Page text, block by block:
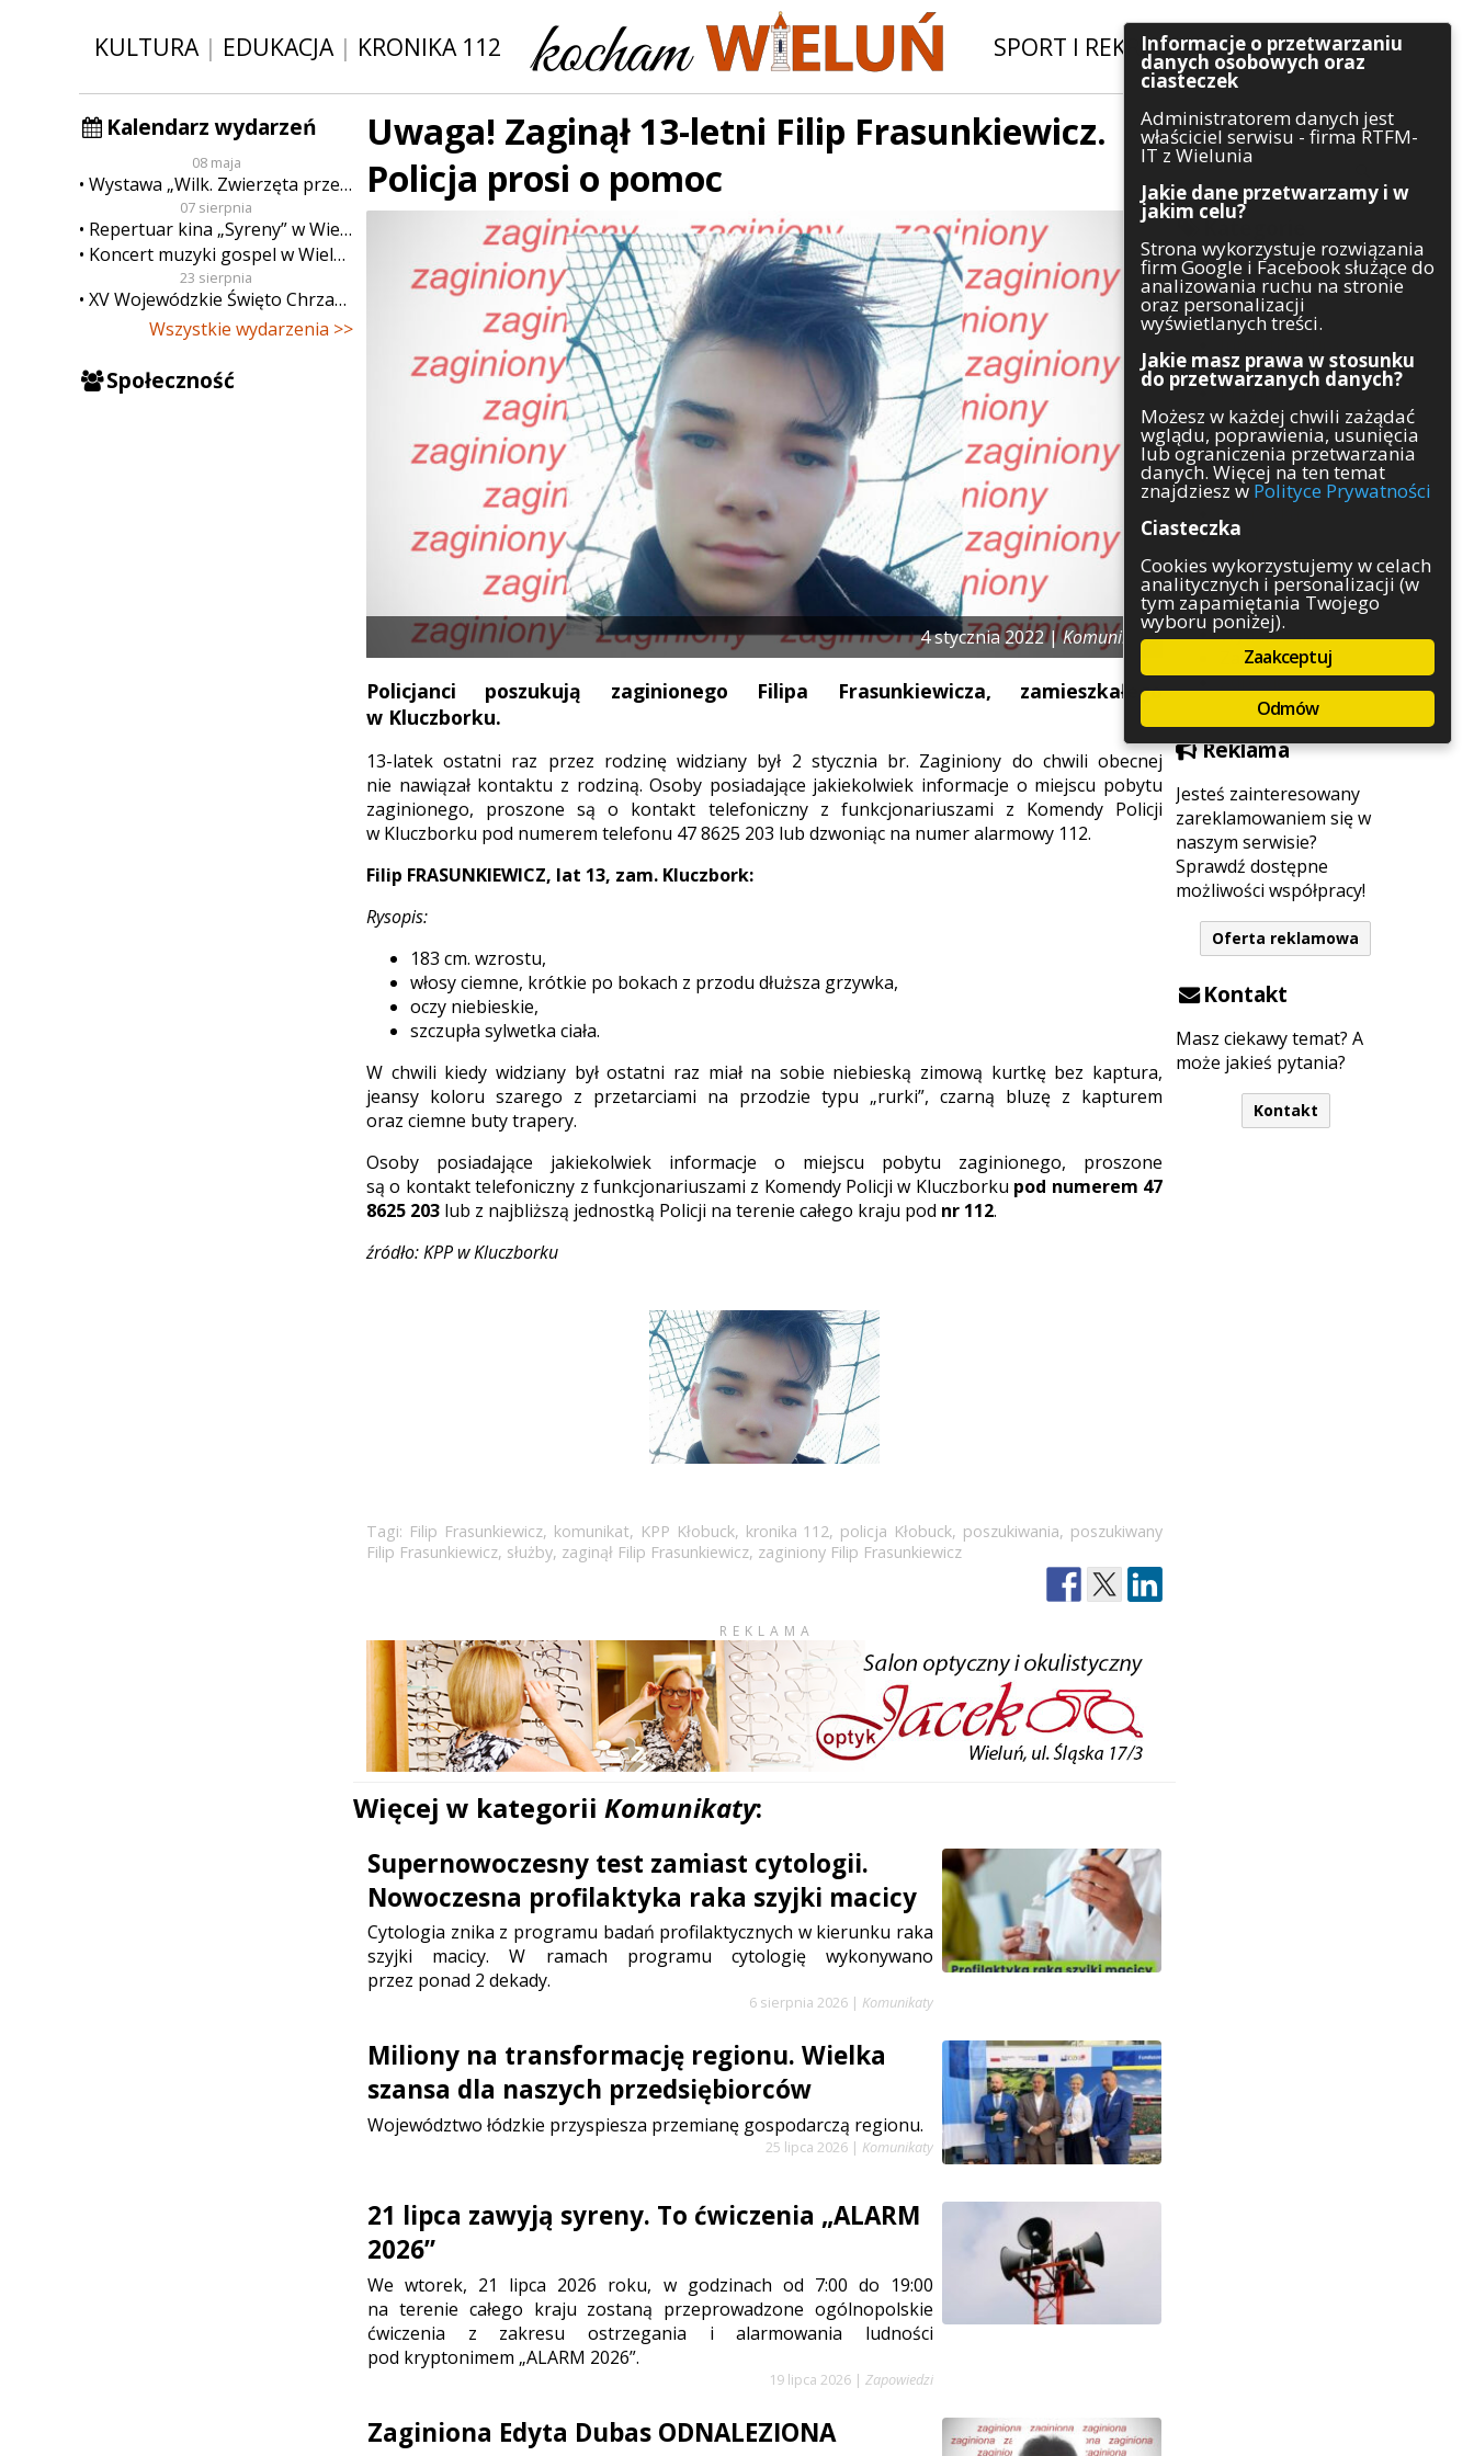
KULTURA| EDUKACJA| KRONIKA 112 SPORT I REKREACJA|INWESTYCJE
Kalendarz wydarzeń
08 maja
Wystawa „Wilk. Zwierzęta przeklęte”
07 sierpnia
Repertuar kina „Syreny” w Wieluniu w dn. od 7 do 13 sierpnia
Koncert muzyki gospel w Wieluniu
23 sierpnia
XV Wojewódzkie Święto Chrzanu
Wszystkie wydarzenia >>
Społeczność
Szukaj
Kategorie
Architektura
Gospodarka
Handel
Komunikaty
Kultura
Polityka
Pozostałe
Psychologia
Rolnictwo
Służby
Sport
Środowisko
Szkolnictwo
Wydarzenia
Zapowiedzi
Zdrowie
Reklama
Jesteś zainteresowany
zareklamowaniem się w
naszym serwisie?
Sprawdź dostępne
możliwości współpracy!
Oferta reklamowa
Kontakt
Masz ciekawy temat? A
może jakieś pytania?
Kontakt
Uwaga! Zaginął 13-letni Filip Frasunkiewicz.
Policja prosi o pomoc
4 stycznia 2022 |Komunikaty
Policjanci poszukują zaginionego Filipa Frasunkiewicza, zamieszkałego
w Kluczborku.
13-latek ostatni raz przez rodzinę widziany był 2 stycznia br. Zaginiony do chwili obecnej
nie nawiązał kontaktu z rodziną. Osoby posiadające jakiekolwiek informacje o miejscu pobytu
zaginionego, proszone są o kontakt telefoniczny z funkcjonariuszami z Komendy Policji
w Kluczborku pod numerem telefonu 47 8625 203 lub dzwoniąc na numer alarmowy 112.
Filip FRASUNKIEWICZ, lat 13, zam. Kluczbork:
Rysopis:
183 cm. wzrostu,
włosy ciemne, krótkie po bokach z przodu dłuższa grzywka,
oczy niebieskie,
szczupła sylwetka ciała.
W chwili kiedy widziany był ostatni raz miał na sobie niebieską zimową kurtkę bez kaptura,
jeansy koloru szarego z przetarciami na przodzie typu „rurki”, czarną bluzę z kapturem
oraz ciemne buty trapery.
Osoby posiadające jakiekolwiek informacje o miejscu pobytu zaginionego, proszone
są o kontakt telefoniczny z funkcjonariuszami z Komendy Policji w Kluczborku pod numerem 47
8625 203 lub z najbliższą jednostką Policji na terenie całego kraju pod nr 112.
źródło: KPP w Kluczborku
Tagi: Filip Frasunkiewicz, komunikat, KPP Kłobuck, kronika 112, policja Kłobuck, poszukiwania, poszukiwany
Filip Frasunkiewicz, służby, zaginął Filip Frasunkiewicz, zaginiony Filip Frasunkiewicz
REKLAMA
Więcej w kategorii Komunikaty:
Supernowoczesny test zamiast cytologii.
Nowoczesna profilaktyka raka szyjki macicy
Cytologia znika z programu badań profilaktycznych w kierunku raka
szyjki macicy. W ramach programu cytologię wykonywano
przez ponad 2 dekady.
6 sierpnia 2026 | Komunikaty
Miliony na transformację regionu. Wielka
szansa dla naszych przedsiębiorców
Województwo łódzkie przyspiesza przemianę gospodarczą regionu.
25 lipca 2026 | Komunikaty
21 lipca zawyją syreny. To ćwiczenia „ALARM
2026”
We wtorek, 21 lipca 2026 roku, w godzinach od 7:00 do 19:00
na terenie całego kraju zostaną przeprowadzone ogólnopolskie
ćwiczenia z zakresu ostrzegania i alarmowania ludności
pod kryptonimem „ALARM 2026”.
19 lipca 2026 | Zapowiedzi
Zaginiona Edyta Dubas ODNALEZIONA
Informacje o przetwarzaniu
danych osobowych oraz
ciasteczek
Administratorem danych jest
właściciel serwisu - firma RTFM-
IT z Wielunia
Jakie dane przetwarzamy i w
jakim celu?
Strona wykorzystuje rozwiązania
firm Google i Facebook służące do
analizowania ruchu na stronie
oraz personalizacji
wyświetlanych treści.
Jakie masz prawa w stosunku
do przetwarzanych danych?
Możesz w każdej chwili zażądać
wglądu, poprawienia, usunięcia
lub ograniczenia przetwarzania
danych. Więcej na ten temat
znajdziesz w Polityce Prywatności
Ciasteczka
Cookies wykorzystujemy w celach
analitycznych i personalizacji (w
tym zapamiętania Twojego
wyboru poniżej).
Zaakceptuj
Odmów